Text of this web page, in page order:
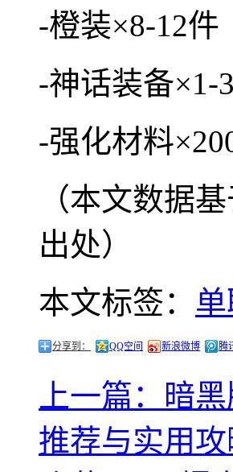
-橙装×8-12件
-神话装备×1-
-强化材料
（本文数据
出处）
本文标签：
分享到： QQ空间 新浪微博 腾
上一篇：暗
推荐与实用